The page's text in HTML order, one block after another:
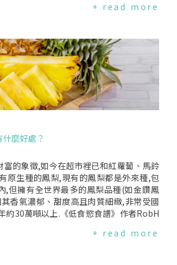
磨成杏仁醬,就會改變身體對這些熱量的吸
會被儲存在體內.此外,每個人處理熱量的
院肥胖症專家FatimaCodyStanford醫師
的身體以不同方式處理熱量；就連一晚沒
處理熱量的方式.因此,同一個人在不同日
際吸收的熱量也可能不同.那麼,想控制體
表示,熱量數字仍可作為粗略參考；如
而非只看"熱量數字"現有證據顯示,人們
品質",而不僅僅是"熱量數字".應避免超加
物性食材.Ludwig總結道:我們需要用更細
理解"熱量",而不能只看包裝上的數字；包
大於利,因為它會誤導大眾,讓人誤以為減
帳"問題.編譯來源:J.M.HIRSCH(2026.07.1
女性被診斷出患有PAD.他們研究了五個主
以及妊娠糖尿病.所有這些結局均透過診
員對女性進行了長達46年的追蹤,存活者
.總共有30.4%的女性至少經歷過一次不
時的中位年齡為27歲,確診PAD時的中位年
群體相對年輕,並且"隨著女性年齡增長,P
現,因此不良妊娠結局後發生PAD的風險可
診斷,某些協變量的數據僅在產前檢查期
數據直到2001年才開始收集,這意味著PA
他更多樣化的環境.此研究發表在PLOSM
:MedpageToday(2026.06.21)、PLOSMe
難辭其咎——包含廣泛存在於各種家居用品
區醫學學院的HagaiLevine教授指出:"我
臨重大危機,但目前各界顯然對此重視不
總睪丸素衰退超過50%,相當於每年下降
也不是統計學上的誤差,而是一個非常強烈
無疑為"男性生育力是否正在下降及其原
入了重磅證據.此前,該研究團隊曾發表"過
生殖內分泌科顧問ChannaJayasena教授
是一次重要的"現實檢驗(Realitycheck)".
性的生殖健康正在惡化,而且這種衰退看來
的時間."11萬人的大型大數據分析這項統
匯集了過往6項追蹤睪丸素的縱向研究,
時間點的數據.樣本總計涵蓋了自1972年
列、美國、巴西、芬蘭和丹麥的118,593
計達54%,且在2000年之後衰退速度有明
+ read more
麼好處？
富的象徵,如今在超市裡已和紅蘿蔔、馬鈴
原生種的鳳梨,現有的鳳梨都是外來種,包
,但擁有全世界最多的鳳梨品種(如金鑽鳳
香氣濃郁、甜度高且肉質細緻,非常受國
約30萬噸以上.《低食慾食譜》作者RobH
錳,可支持能量代謝、傷口癒合、新陳代謝
+ read more